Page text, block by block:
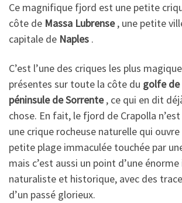
Ce magnifique fjord est une petite
côte de Massa Lubrense, une petite
capitale de Naples .
C’est l’une des criques les plus
présentes sur toute la côte du golfe de
péninsule de Sorrente, ce qui en dit
chose. En fait, le fjord de Crapolla
une crique rocheuse naturelle qui ouvre
petite plage immaculée touchée par
mais c’est aussi un point d’une
naturaliste et historique, avec des
d’un passé glorieux.